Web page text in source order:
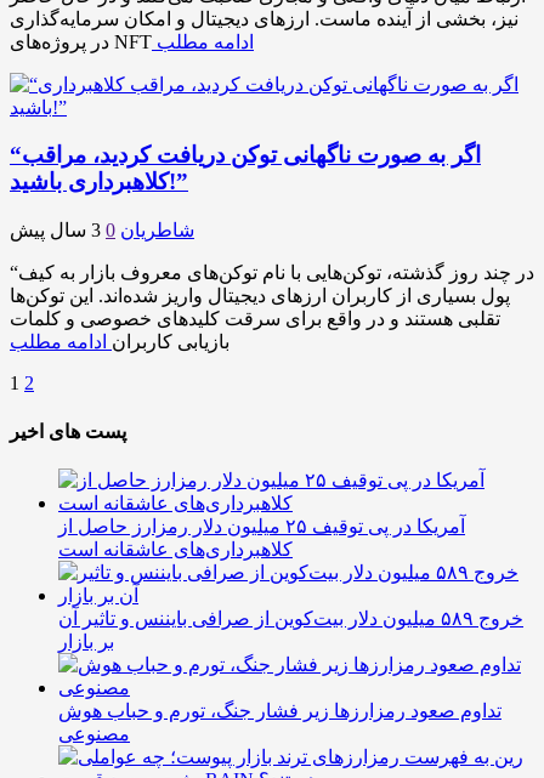
نیز، بخشی از آینده ماست. ارزهای دیجیتال و امکان سرمایه‌گذاری
در پروژه‌های NFT ادامه مطلب
“اگر به صورت ناگهانی توکن دریافت کردید، مراقب
کلاهبرداری باشید!”
شاطریان 0 3 سال پیش
“در چند روز گذشته، توکن‌هایی با نام توکن‌های معروف بازار به کیف
پول بسیاری از کاربران ارزهای دیجیتال واریز شده‌اند. این توکن‌ها
تقلبی هستند و در واقع برای سرقت کلیدهای خصوصی و کلمات
بازیابی کاربران ادامه مطلب
1 2
پست های اخیر
آمریکا در پی توقیف ۲۵ میلیون دلار رمزارز حاصل از
کلاهبرداری‌های عاشقانه است
خروج ۵۸۹ میلیون دلار بیت‌کوین از صرافی بایننس و تاثیر آن
بر بازار
تداوم صعود رمزارزها زیر فشار جنگ، تورم و حباب هوش
مصنوعی